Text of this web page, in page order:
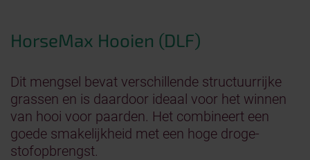
HorseMax Hooien (DLF)
Dit mengsel bevat verschillende structuurrijke
grassen en is daardoor ideaal voor het winnen
van hooi voor paarden. Het combineert een
goede smakelijkheid met een hoge droge-
stofopbrengst.